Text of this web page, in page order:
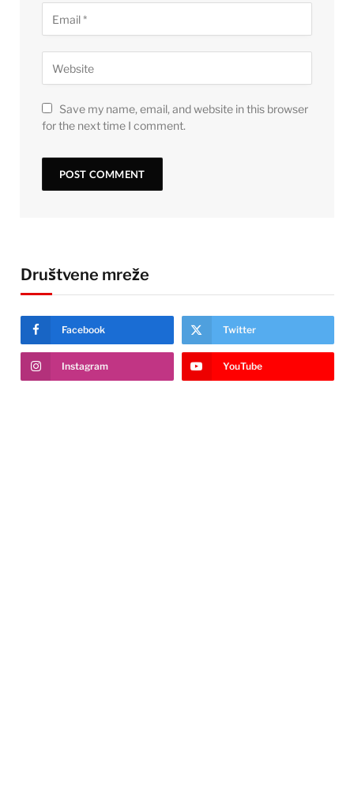
Save my name, email, and website in this browser
for the next time I comment.
Društvene mreže
Facebook Twitter
Instagram YouTube